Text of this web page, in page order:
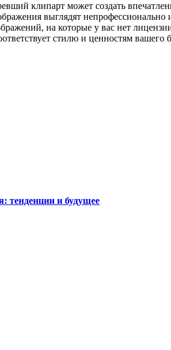
клипарт может создать
выглядят
на которые у вас нет
стилю и ценностям
тенденции и будущее